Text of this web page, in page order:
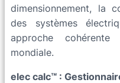
dimensionnement, la
des systèmes
approche
mondiale.
elec calc™ :